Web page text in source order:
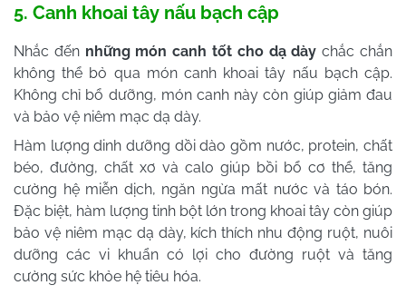
5. Canh khoai tây nấu bạch cập
Nhắc đến những món canh tốt cho dạ dày chắc chắn
không thể bỏ qua món canh khoai tây nấu bạch cập.
Không chỉ bổ dưỡng, món canh này còn giúp giảm đau
và bảo vệ niêm mạc dạ dày.
Hàm lượng dinh dưỡng dồi dào gồm nước, protein, chất
béo, đường, chất xơ và calo giúp bồi bổ cơ thể, tăng
cường hệ miễn dịch, ngăn ngừa mất nước và táo bón.
Đặc biệt, hàm lượng tinh bột lớn trong khoai tây còn giúp
bảo vệ niêm mạc dạ dày, kích thích nhu động ruột, nuôi
dưỡng các vi khuẩn có lợi cho đường ruột và tăng
cường sức khỏe hệ tiêu hóa.